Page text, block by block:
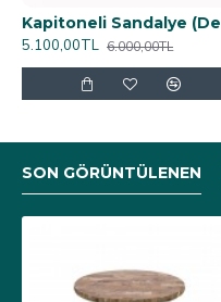
5.100,00TL 6.000,00TL
SON GÖRÜNTÜLENEN